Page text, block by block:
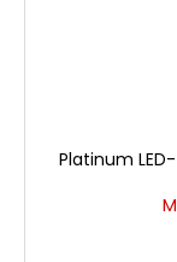
Platinum